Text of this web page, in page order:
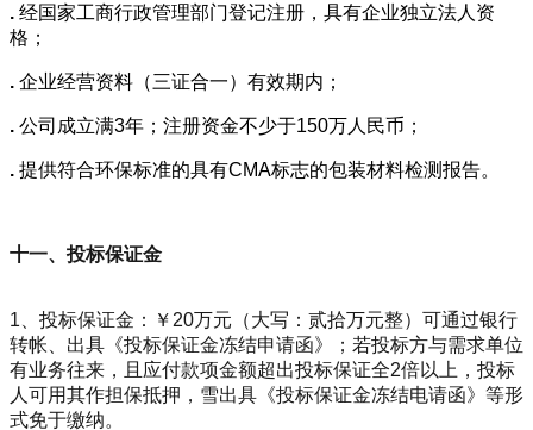
. 经国家工商行政管理部门登记注册，具有企业独立法人资
格；
. 企业经营资料（三证合一）有效期内；
. 公司成立满3年；注册资金不少于150万人民币；
. 提供符合环保标准的具有CMA标志的包装材料检测报告。
十一、投标保证金
1、投标保证金：￥20万元（大写：贰拾万元整）可通过银行
转帐、出具《投标保证金冻结申请函》；若投标方与需求单位
有业务往来，且应付款项金额超出投标保证全2倍以上，投标
人可用其作担保抵押，雪出具《投标保证金冻结电请函》等形
式免于缴纳。